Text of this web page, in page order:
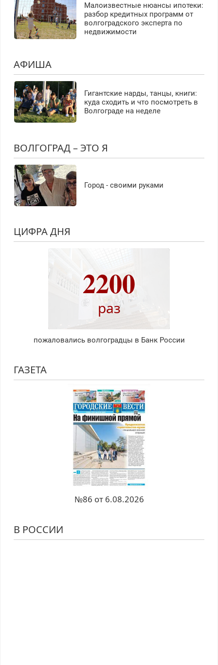
Малоизвестные нюансы ипотеки:
разбор кредитных программ от
волгоградского эксперта по
недвижимости
АФИША
Гигантские нарды, танцы, книги:
куда сходить и что посмотреть в
Волгограде на неделе
ВОЛГОГРАД – ЭТО Я
Город - своими руками
ЦИФРА ДНЯ
2200
раз
пожаловались волгоградцы в Банк России
ГАЗЕТА
№86 от 6.08.2026
В РОССИИ